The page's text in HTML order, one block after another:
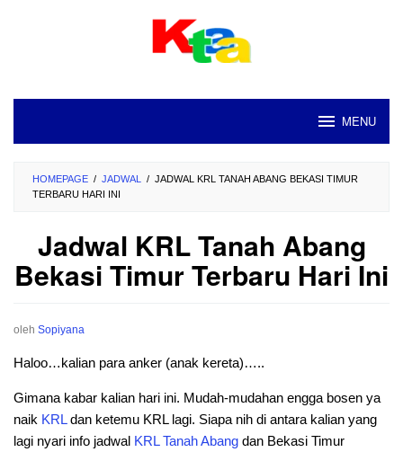
MENU
HOMEPAGE / JADWAL / JADWAL KRL TANAH ABANG BEKASI TIMUR
TERBARU HARI INI
Jadwal KRL Tanah Abang
Bekasi Timur Terbaru Hari Ini
oleh Sopiyana
Haloo…kalian para anker (anak kereta)…..
Gimana kabar kalian hari ini. Mudah-mudahan engga bosen ya
naik KRLdan ketemu KRL lagi. Siapa nih di antara kalian yang
lagi nyari info jadwal KRL TanahAbang dan Bekasi Timur